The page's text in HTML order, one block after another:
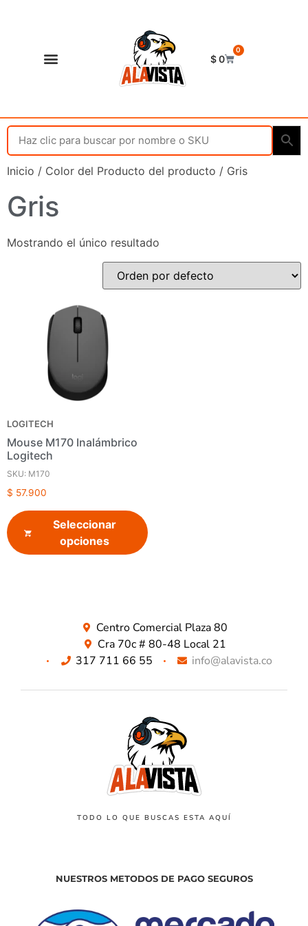
$0
0
Inicio / Color del Producto del producto / Gris
Gris
Mostrando el único resultado
LOGITECH
Mouse M170 Inalámbrico
Logitech
SKU: M170
$ 57.900
Seleccionar
opciones
Centro Comercial Plaza 80
Cra 70c # 80-48 Local 21
317 711 66 55
info@alavista.co
TODO LO QUE BUSCAS ESTA AQUÍ
NUESTROS METODOS DE PAGO SEGUROS